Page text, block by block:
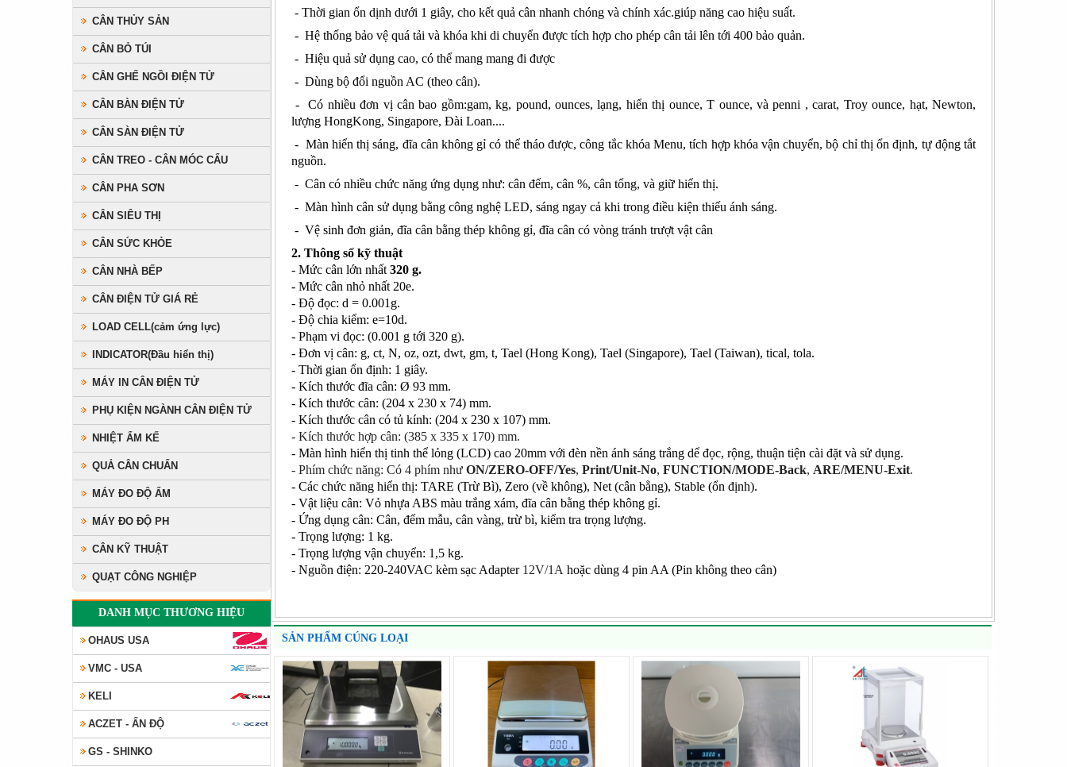
CÂN THỦY SẢN
CÂN BỎ TÚI
CÂN GHẾ NGỒI ĐIỆN TỬ
CÂN BÀN ĐIỆN TỬ
CÂN SÀN ĐIỆN TỬ
CÂN TREO - CÂN MÓC CẨU
CÂN PHA SƠN
CÂN SIÊU THỊ
CÂN SỨC KHỎE
CÂN NHÀ BẾP
CÂN ĐIỆN TỬ GIÁ RẺ
LOAD CELL(cảm ứng lực)
INDICATOR(Đầu hiển thị)
MÁY IN CÂN ĐIỆN TỬ
PHỤ KIỆN NGÀNH CÂN ĐIỆN TỬ
NHIỆT ẨM KẾ
QUẢ CÂN CHUẨN
MÁY ĐO ĐỘ ẨM
MÁY ĐO ĐỘ PH
CÂN KỸ THUẬT
QUẠT CÔNG NGHIỆP
DANH MỤC THƯƠNG HIỆU
OHAUS USA
VMC - USA
KELI
ACZET - ẤN ĐỘ
GS - SHINKO
- Thời gian ổn dịnh dưới 1 giây, cho kết quả cân nhanh chóng và chính xác.giúp năng cao hiệu suất.
- Hệ thống bảo vệ quá tải và khóa khi di chuyển được tích hợp cho phép cân tải lên tới 400 bảo quản.
- Hiệu quả sử dụng cao, có thể mang mang đi được
- Dùng bộ đổi nguồn AC (theo cân).
- Có nhiều đơn vị cân bao gồm:gam, kg, pound, ounces, lạng, hiển thị ounce, T ounce, và penni , carat, Troy ounce, hạt, Newton,
lượng HongKong, Singapore, Đài Loan....
- Màn hiển thị sáng, đĩa cân không gỉ có thể tháo được, công tắc khóa Menu, tích hợp khóa vận chuyển, bộ chỉ thị ổn định, tự động tắt
nguồn.
- Cân có nhiều chức năng ứng dụng như: cân đếm, cân %, cân tổng, và giữ hiển thị.
- Màn hình cân sử dụng bằng công nghệ LED, sáng ngay cả khi trong điều kiện thiếu ánh sáng.
- Vệ sinh đơn giản, đĩa cân bằng thép không gỉ, đĩa cân có vòng tránh trượt vật cân
2. Thông số kỹ thuật
- Mức cân lớn nhất 320 g.
- Mức cân nhỏ nhất 20e.
- Độ đọc: d = 0.001g.
- Độ chia kiểm: e=10d.
- Phạm vi đọc: (0.001 g tới 320 g).
- Đơn vị cân: g, ct, N, oz, ozt, dwt, gm, t, Tael (Hong Kong), Tael (Singapore), Tael (Taiwan), tical, tola.
- Thời gian ổn định: 1 giây.
- Kích thước đĩa cân: Ø 93 mm.
- Kích thước cân: (204 x 230 x 74) mm.
- Kích thước cân có tủ kính: (204 x 230 x 107) mm.
- Kích thước hợp cân: (385 x 335 x 170) mm.
- Màn hình hiển thị tinh thể lỏng (LCD) cao 20mm với đèn nền ánh sáng trắng dể đọc, rộng, thuận tiện cài đặt và sử dụng.
- Phím chức năng: Có 4 phím như ON/ZERO-OFF/Yes, Print/Unit-No, FUNCTION/MODE-Back, ARE/MENU-Exit.
- Các chức năng hiển thị: TARE (Trừ Bì), Zero (về không), Net (cân bằng), Stable (ổn định).
- Vật liệu cân: Vỏ nhựa ABS màu trắng xám, đĩa cân bằng thép không gỉ.
- Ứng dụng cân: Cân, đếm mẫu, cân vàng, trừ bì, kiểm tra trọng lượng.
- Trọng lượng: 1 kg.
- Trọng lượng vận chuyển: 1,5 kg.
- Nguồn điện: 220-240VAC kèm sạc Adapter 12V/1A hoặc dùng 4 pin AA (Pin không theo cân)
SẢN PHẨM CÚNG LOẠI